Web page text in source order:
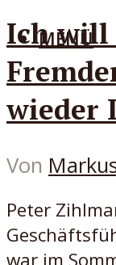
MENÜ
Ich will
wieder
Von
Peter
war im